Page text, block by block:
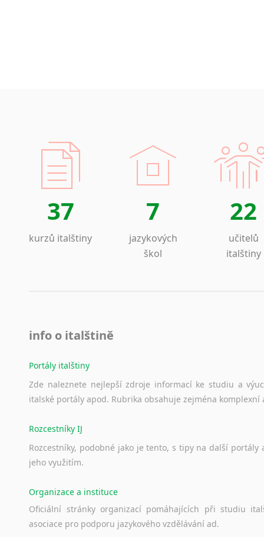
37
kurzů italštiny
7
jazykových
škol
22
učitelů
italštiny
info o italštině
Portály italštiny
Zde naleznete nejlepší zdroje informací ke studiu a
italské portály apod. Rubrika obsahuje zejména komplexní
Rozcestníky IJ
Rozcestníky, podobné jako je tento, s tipy na další portály
jeho využitím.
Organizace a instituce
Oficiální stránky organizací pomáhajících při studiu
asociace pro podporu jazykového vzdělávání ad.